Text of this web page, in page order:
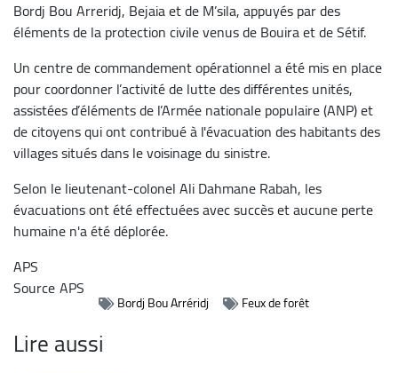
Bordj Bou Arreridj, Bejaia et de M’sila, appuyés par des
éléments de la protection civile venus de Bouira et de Sétif.
Un centre de commandement opérationnel a été mis en place
pour coordonner l’activité de lutte des différentes unités,
assistées d’éléments de l’Armée nationale populaire (ANP) et
de citoyens qui ont contribué à l'évacuation des habitants des
villages situés dans le voisinage du sinistre.
Selon le lieutenant-colonel Ali Dahmane Rabah, les
évacuations ont été effectuées avec succès et aucune perte
humaine n'a été déplorée.
APS
SourceAPS
Bordj Bou Arréridj Feux de forêt
Lire aussi